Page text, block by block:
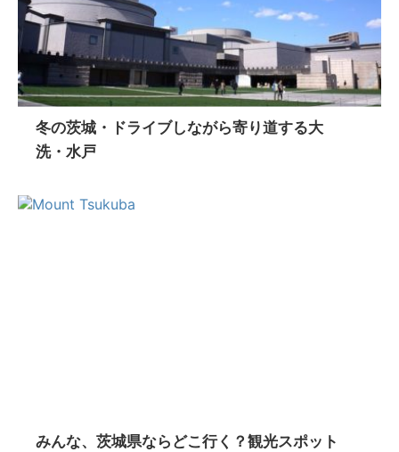
冬の茨城・ドライブしながら寄り道する大
洗・水戸
みんな、茨城県ならどこ行く？観光スポット